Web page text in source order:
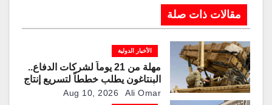
مقالات ذات صلة
الأخبار الدولية
مهلة من 21 يوماً لشركات الدفاع..
البنتاغون يطلب خططاً لتسريع إنتاج
الأسلحة والذخائرAug 10, 2026 Ali Omar